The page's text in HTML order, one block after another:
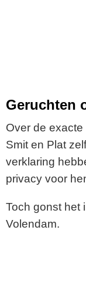
Geruchten
Over de
Smit en Plat
verklaring
privacy voor
Toch gonst het
Volendam.